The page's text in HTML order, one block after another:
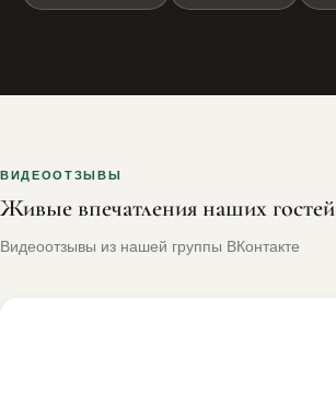
ВИДЕООТЗЫВЫ
Живые впечатления наших гостей
Видеоотзывы из нашей группы ВКонтакте